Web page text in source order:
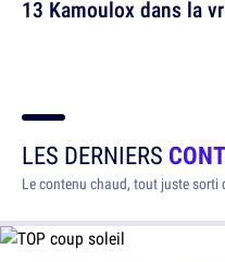
13 Kamoulox dans la
LES DERNIERS
Le contenu chaud, tout juste sorti